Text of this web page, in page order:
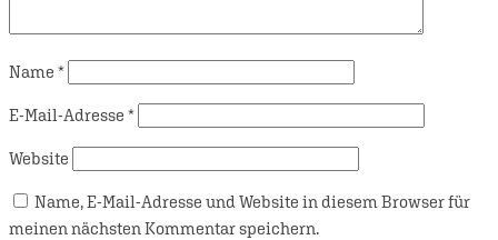
Name *
E-Mail-Adresse *
Website
Name, E-Mail-Adresse und Website in diesem Browser für
meinen nächsten Kommentar speichern.